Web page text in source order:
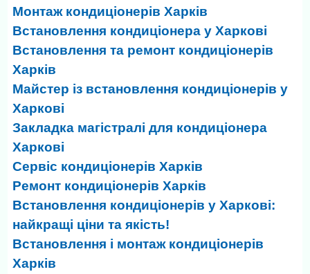
Монтаж кондиціонерів Харків
Встановлення кондиціонера у Харкові
Встановлення та ремонт кондиціонерів
Харків
Майстер із встановлення кондиціонерів у
Харкові
Закладка магістралі для кондиціонера
Харкові
Сервіс кондиціонерів Харків
Ремонт кондиціонерів Харків
Встановлення кондиціонерів у Харкові:
найкращі ціни та якість!
Встановлення і монтаж кондиціонерів
Харків